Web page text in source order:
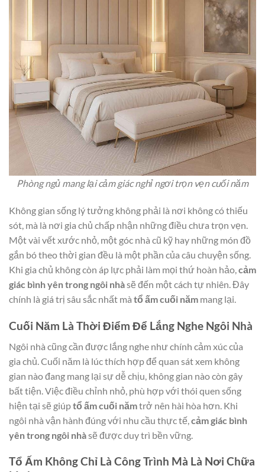
Phòng ngủ mang lại cảm giác nghỉ ngơi trọn vẹn cuối năm
Không gian sống lý tưởng không phải là nơi không có thiếu
sót, mà là nơi gia chủ chấp nhận những điều chưa trọn vẹn.
Một vài vết xước nhỏ, một góc nhà cũ kỹ hay những món đồ
gắn bó theo thời gian đều là một phần của câu chuyện sống.
Khi gia chủ không còn áp lực phải làm mọi thứ hoàn hảo,cảm
giác bình yên trong ngôi nhàsẽ đến một cách tự nhiên. Đây
chính là giá trị sâu sắc nhất mà tổ ấm cuối năm mang lại.
Cuối Năm Là Thời Điểm Để Lắng Nghe Ngôi Nhà
Ngôi nhà cũng cần được lắng nghe như chính cảm xúc của
gia chủ. Cuối năm là lúc thích hợp để quan sát xem không
gian nào đang mang lại sự dễ chịu, không gian nào còn gây
bất tiện. Việc điều chỉnh nhỏ, phù hợp với thói quen sống
hiện tại sẽ giúptổ ấm cuối nămtrở nên hài hòa hơn. Khi
ngôi nhà vận hành đúng với nhu cầu thực tế, cảm giác bình
yên trong ngôi nhàsẽ được duy trì bền vững.
Tổ Ấm Không Chỉ Là Công Trình Mà Là Nơi Chữa